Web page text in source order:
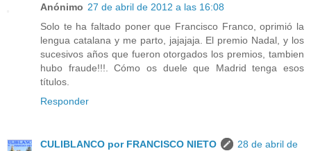
Anónimo 27 de abril de 2012 a las 16:08
Solo te ha faltado poner que Francisco Franco, oprimió la
lengua catalana y me parto, jajajaja. El premio Nadal, y los
sucesivos años que fueron otorgados los premios, tambien
hubo fraude!!!. Cómo os duele que Madrid tenga esos
títulos.
Responder
CULIBLANCO por FRANCISCO NIETO
28 de abril de